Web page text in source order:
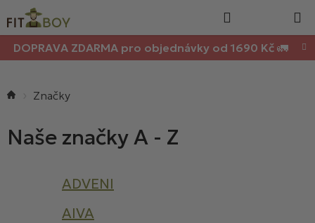
na
obsah
DOPRAVA ZDARMA pro objednávky od 1690 Kč 🚛
košík
ADVENI
AIVA